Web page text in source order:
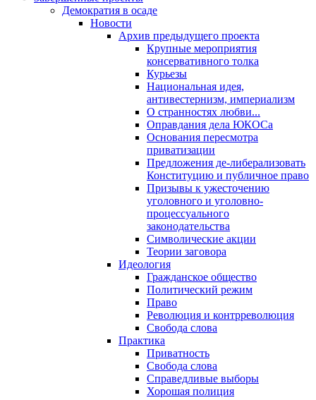
Демократия в осаде
Новости
Архив предыдущего проекта
Крупные мероприятия
консервативного толка
Курьезы
Национальная идея,
антивестернизм, империализм
О странностях любви...
Оправдания дела ЮКОСа
Основания пересмотра
приватизации
Предложения де-либерализовать
Конституцию и публичное право
Призывы к ужесточению
уголовного и уголовно-
процессуального
законодательства
Символические акции
Теории заговора
Идеология
Гражданское общество
Политический режим
Право
Революция и контрреволюция
Свобода слова
Практика
Приватность
Свобода слова
Справедливые выборы
Хорошая полиция